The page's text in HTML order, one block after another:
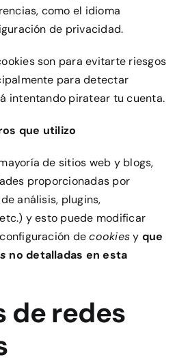
como el idioma
de privacidad.
son para evitarte riesgos
para detectar
intentando piratear tu cuenta.
que utilizo
de sitios web y blogs,
proporcionadas por
análisis, plugins,
y esto puede modificar
decookiesy que
no detalladas en esta
de redes